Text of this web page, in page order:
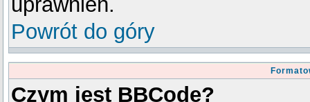
Powrót do góry
Czym jest BBCode?